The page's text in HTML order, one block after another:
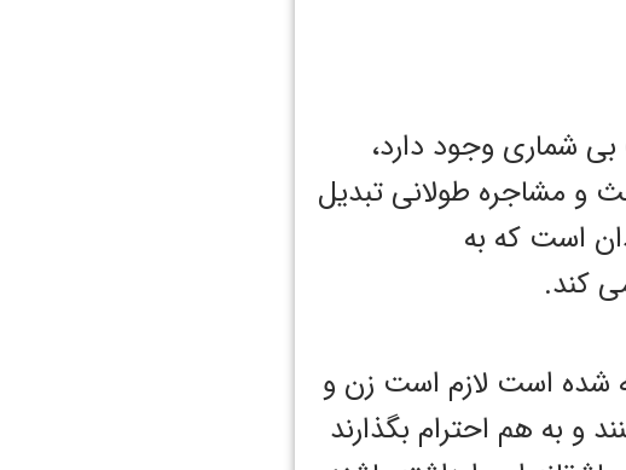
شماری وجود دارد،
و مشاجره طولانی تبدیل
است که به
کند.
شده است لازم است زن و
و به هم احترام بگذارند